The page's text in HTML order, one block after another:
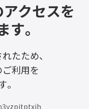
クセスを
。
たため、
利用を